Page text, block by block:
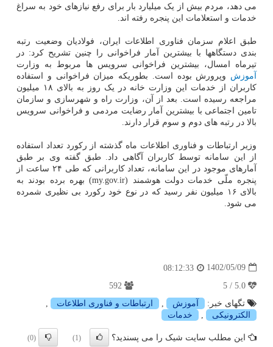
می دهد، مردم بیش از یک میلیارد بار برای رفع نیازهای خود به سراغ
خدمات و استعلامات این پنجره رفته اند.
طبق اعلام سزمان فناوری اطلاعات ایران، فولادیان وضعیت رتبه
بندی دستگاهها با بیشترین آمار فراخوانی را چنین تشریح کرد: در
تیرماه امسال، بیشترین فراخوانی سرویس ها مربوط به وزارت
آموزش وپرورش بوده است. بطوریکه میزان فراخوانی و استفاده
کاربران از خدمات این وزارت خانه در یک روز به بالای ۱۸ میلیون
مراجعه رسیده است. بعد از آن، وزارت راه و شهرسازی و سازمان
تامین اجتماعی با بیشترین آمار رضایت مردمی و فراخوانی سرویس
بالا در رتبه های دوم و سوم قرار دارند.
وزیر ارتباطات و فناوری اطلاعات ماه گذشته از رکورد تعداد استفاده
از این سامانه توسط کاربران آگاهی داد. طبق گفته وی بر طبق
آمارهای موجود در این سامانه، تعداد کاربرانی که طی ۲۴ ساعت از
پنجره ملّی خدمات دولت هوشمند (my.gov.ir) بهره برده بودند به
بالای ۱۶ میلیون نفر رسید که در نوع خود رکورد بی نظیری شمرده
می شود.
1402/05/09
08:12:33
تگهای خبر:
آموزش , ارتباطات و فناوری اطلاعات
,
الكترونیكی
, خدمات
این مطلب سایت شیک را می پسندید؟ (1)
(0)